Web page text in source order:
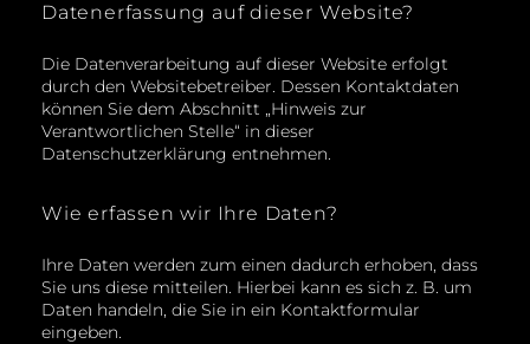
Datenerfassung auf dieser Website?
Die Datenverarbeitung auf dieser Website erfolgt
durch den Websitebetreiber. Dessen Kontaktdaten
können Sie dem Abschnitt „Hinweis zur
Verantwortlichen Stelle“ in dieser
Datenschutzerklärung entnehmen.
Wie erfassen wir Ihre Daten?
Ihre Daten werden zum einen dadurch erhoben, dass
Sie uns diese mitteilen. Hierbei kann es sich z. B. um
Daten handeln, die Sie in ein Kontaktformular
eingeben.